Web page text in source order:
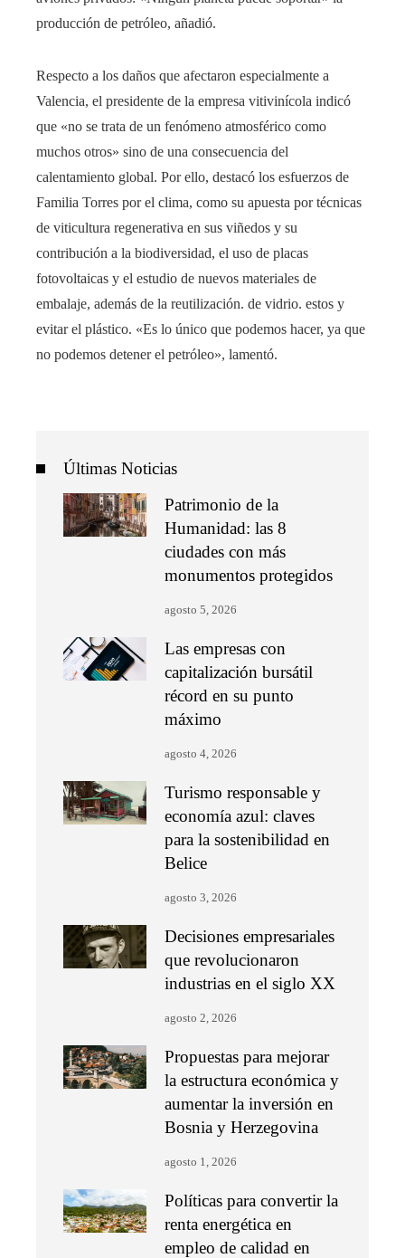
producción de petróleo, añadió.
Respecto a los daños que afectaron especialmente a
Valencia, el presidente de la empresa vitivinícola indicó
que «no se trata de un fenómeno atmosférico como
muchos otros» sino de una consecuencia del
calentamiento global. Por ello, destacó los esfuerzos de
Familia Torres por el clima, como su apuesta por técnicas
de viticultura regenerativa en sus viñedos y su
contribución a la biodiversidad, el uso de placas
fotovoltaicas y el estudio de nuevos materiales de
embalaje, además de la reutilización. de vidrio. estos y
evitar el plástico. «Es lo único que podemos hacer, ya que
no podemos detener el petróleo», lamentó.
Últimas Noticias
Patrimonio de la
Humanidad: las 8
ciudades con más
monumentos protegidos
agosto 5, 2026
Las empresas con
capitalización bursátil
récord en su punto
máximo
agosto 4, 2026
Turismo responsable y
economía azul: claves
para la sostenibilidad en
Belice
agosto 3, 2026
Decisiones empresariales
que revolucionaron
industrias en el siglo XX
agosto 2, 2026
Propuestas para mejorar
la estructura económica y
aumentar la inversión en
Bosnia y Herzegovina
agosto 1, 2026
Políticas para convertir la
renta energética en
empleo de calidad en